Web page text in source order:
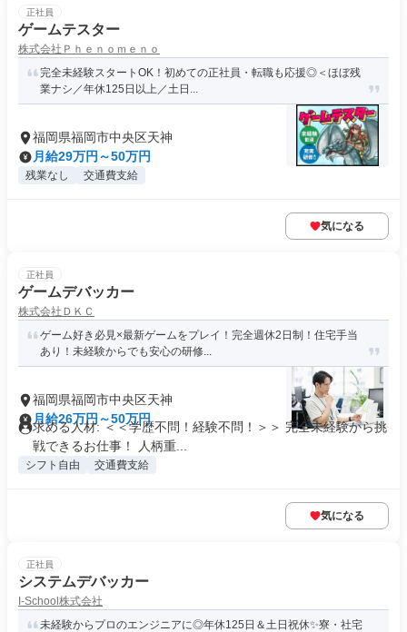
正社員
ゲームテスター
株式会社Ｐｈｅｎｏｍｅｎｏ
完全未経験スタートOK！初めての正社員・転職も応援◎＜ほぼ残
業ナシ／年休125日以上／土日...
福岡県福岡市中央区天神
月給29万円～50万円
残業なし 交通費支給
気になる
正社員
ゲームデバッカー
株式会社ＤＫＣ
ゲーム好き必見×最新ゲームをプレイ！完全週休2日制！住宅手当
あり！未経験からでも安心の研修...
福岡県福岡市中央区天神
月給26万円～50万円
求める人材: ＜＜学歴不問！経験不問！＞＞ 完全未経験から挑
戦できるお仕事！ 人柄重...
シフト自由 交通費支給
気になる
正社員
システムデバッカー
I-School株式会社
未経験からプロのエンジニアに◎年休125日＆土日祝休✨寮・社宅